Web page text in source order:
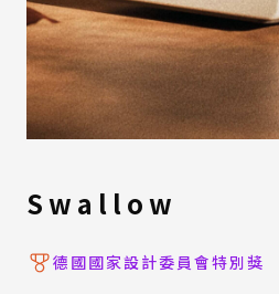
Swallow
德國國家設計委員會特別獎